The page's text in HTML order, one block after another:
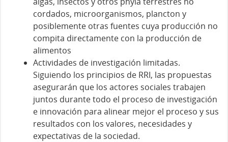
cordados, microorganismos, plancton y
posiblemente otras fuentes cuya producción no
compita directamente con la producción de
alimentos
Actividades de investigación limitadas.
Siguiendo los principios de RRI, las propuestas
asegurarán que los actores sociales trabajen
juntos durante todo el proceso de investigación
e innovación para alinear mejor el proceso y sus
resultados con los valores, necesidades y
expectativas de la sociedad.